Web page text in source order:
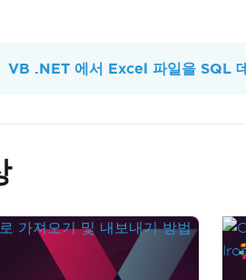
VB .NET 에서 Excel 파일을 SQL